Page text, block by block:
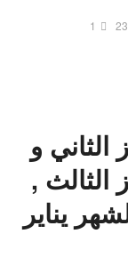
1
و
,
يناير